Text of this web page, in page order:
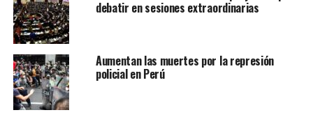
debatir en sesiones extraordinarias
Aumentan las muertes por la represión
policial en Perú